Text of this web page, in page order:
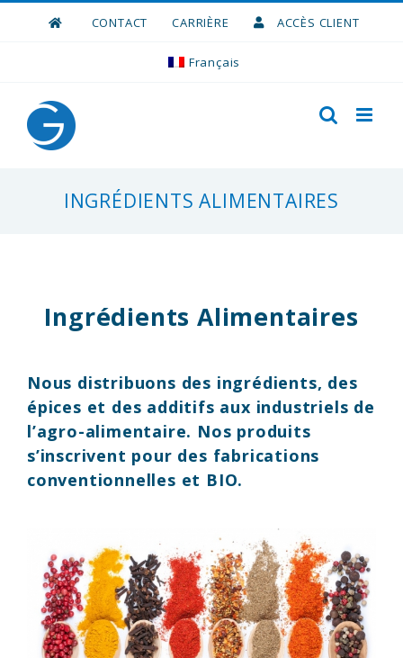
CONTACT CARRIÈRE ACCÈS CLIENT
Français
INGRÉDIENTS ALIMENTAIRES
Ingrédients Alimentaires
Nous distribuons des ingrédients, des
épices et des additifs aux industriels de
l’agro-alimentaire. Nos produits
s’inscrivent pour des fabrications
conventionnelles et BIO.